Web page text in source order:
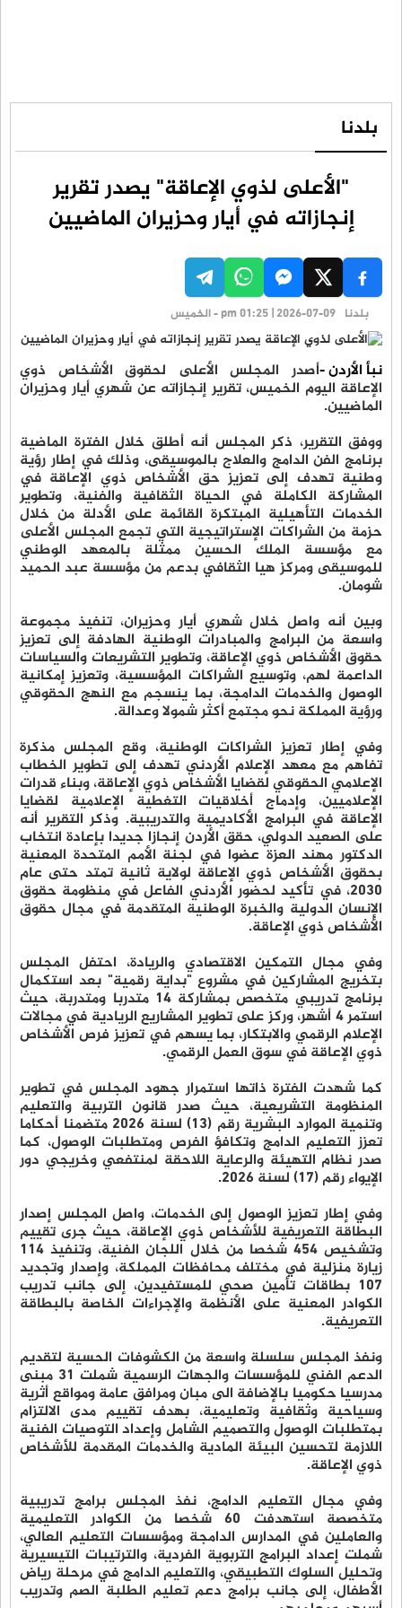
بلدنا
"الأعلى لذوي الإعاقة" يصدر تقرير
إنجازاته في أﻳﺎر وﺣﺰﻳﺮان الماضيين
بلدنا pm 01:25 | 2026-07-09 - الخميس
نبأ الأردن -أصدر المجلس الأعلى لحقوق الأشخاص ذوي
الإعاقة اليوم الخميس، تقرير إنجازاته عن ﺷﻬﺮي أﻳﺎر وﺣﺰﻳﺮان
الماضيين.
ووفق التقرير، ذكر اﻟﻤﺠﻠﺲ أنه أطلق خلال الفترة الماضية
ﺑﺮﻧﺎﻣﺞ اﻟﻔﻦ اﻟﺪاﻣﺞ واﻟﻌﻼج ﺑﺎﻟﻤﻮﺳﻴﻘﻰ، وذلك ﻓﻲ إﻃﺎر رؤﻳﺔ
وﻃﻨﻴﺔ ﺗﻬﺪف إﻟﻰ ﺗﻌﺰﻳﺰ ﺣﻖ اﻷﺷﺨﺎص ذوي اﻹﻋﺎﻗﺔ ﻓﻲ
اﻟﻤﺸﺎرﻛﺔ اﻟﻜﺎﻣﻠﺔ ﻓﻲ اﻟﺤﻴﺎة اﻟﺜﻘﺎﻓﻴﺔ واﻟﻔﻨﻴﺔ، وﺗﻄﻮﻳﺮ
اﻟﺨﺪﻣﺎت اﻟﺘﺄﻫﻴﻠﻴﺔ اﻟﻤﺒﺘﻜﺮة اﻟﻘﺎﺋﻤﺔ ﻋﻠﻰ اﻷدﻟﺔ ﻣﻦ ﺧﻼل
ﺣﺰﻣﺔ ﻣﻦ اﻟﺸﺮاﻛﺎت الإﺳﺘﺮاﺗﻴﺠﻴﺔ اﻟﺘﻲ ﺗﺠﻤﻊ اﻟﻤﺠﻠﺲ اﻷﻋﻠﻰ
ﻣﻊ ﻣﺆﺳﺴﺔ اﻟﻤﻠﻚ اﻟﺤﺴﻴﻦ ﻣﻤﺜﻠﺔ ﺑﺎﻟﻤﻌﻬﺪ اﻟﻮﻃﻨﻲ
ﻟﻠﻤﻮﺳﻴﻘﻰ وﻣﺮﻛﺰ ﻫﻴﺎ اﻟﺜﻘﺎﻓﻲ ﺑﺪﻋﻢ ﻣﻦ ﻣﺆﺳﺴﺔ ﻋﺒﺪ اﻟﺤﻤﻴﺪ
ﺷﻮﻣﺎن.
وبين أنه واﺻﻞ ﺧﻼل ﺷﻬﺮي أﻳﺎر وﺣﺰﻳﺮان، ﺗﻨﻔﻴﺬ ﻣﺠﻤﻮﻋﺔ
واﺳﻌﺔ ﻣﻦ اﻟﺒﺮاﻣﺞ واﻟﻤﺒﺎدرات اﻟﻮﻃﻨﻴﺔ اﻟﻬﺎدﻓﺔ إﻟﻰ ﺗﻌﺰﻳﺰ
ﺣﻘﻮق اﻷﺷﺨﺎص ذوي اﻹﻋﺎﻗﺔ، وﺗﻄﻮﻳﺮ اﻟﺘﺸﺮﻳﻌﺎت واﻟﺴﻴﺎﺳﺎت
اﻟﺪاﻋﻤﺔ ﻟﻬﻢ، وﺗﻮﺳﻴﻊ اﻟﺸﺮاﻛﺎت اﻟﻤﺆﺳﺴﻴﺔ، وﺗﻌﺰﻳﺰ إﻣﻜﺎﻧﻴﺔ
اﻟﻮﺻﻮل واﻟﺨﺪﻣﺎت اﻟﺪاﻣﺠﺔ، ﺑﻤﺎ ﻳﻨﺴﺠﻢ ﻣﻊ اﻟﻨﻬﺞ اﻟﺤﻘﻮﻗﻲ
ورؤﻳﺔ اﻟﻤﻤﻠﻜﺔ ﻧﺤﻮ ﻣﺠﺘﻤﻊ أﻛﺜﺮ ﺷﻤﻮﻻ وﻋﺪاﻟﺔ.
وﻓﻲ إﻃﺎر ﺗﻌﺰﻳﺰ اﻟﺸﺮاﻛﺎت اﻟﻮﻃﻨﻴﺔ، وﻗﻊ اﻟﻤﺠﻠﺲ ﻣﺬﻛﺮة
ﺗﻔﺎﻫﻢ ﻣﻊ ﻣﻌﻬﺪ اﻹﻋﻼم اﻷردﻧﻲ ﺗﻬﺪف إﻟﻰ ﺗﻄﻮﻳﺮ اﻟﺨﻄﺎب
اﻹﻋﻼﻣﻲ اﻟﺤﻘﻮﻗﻲ ﻟﻘﻀﺎﻳﺎ اﻷﺷﺨﺎص ذوي اﻹﻋﺎﻗﺔ، وﺑﻨﺎء ﻗﺪرات
اﻹﻋﻼﻣﻴﻴﻦ، وإدﻣﺎج أﺧﻼﻗﻴﺎت اﻟﺘﻐﻄﻴﺔ اﻹﻋﻼﻣﻴﺔ ﻟﻘﻀﺎﻳﺎ
اﻹﻋﺎﻗﺔ ﻓﻲ اﻟﺒﺮاﻣﺞ اﻷﻛﺎدﻳﻤﻴﺔ واﻟﺘﺪرﻳﺒﻴﺔ. وذكر التقرير أنه
ﻋﻠﻰ اﻟﺼﻌﻴﺪ اﻟﺪوﻟﻲ، ﺣﻘﻖ اﻷردن إﻧﺠﺎزا ﺟﺪﻳﺪا ﺑﺈﻋﺎدة اﻧﺘﺨﺎب
اﻟﺪﻛﺘﻮر ﻣﻬﻨﺪ اﻟﻌﺰة ﻋﻀﻮا ﻓﻲ ﻟﺠﻨﺔ اﻷﻣﻢ اﻟﻤﺘﺤﺪة اﻟﻤﻌﻨﻴﺔ
ﺑﺤﻘﻮق اﻷﺷﺨﺎص ذوي اﻹﻋﺎﻗﺔ ﻟﻮﻻﻳﺔ ﺛﺎﻧﻴﺔ ﺗﻤﺘﺪ ﺣﺘﻰ ﻋﺎم
2030، ﻓﻲ ﺗﺄﻛﻴﺪ ﻟﺤﻀﻮر اﻷردﻧﻲ اﻟﻔﺎﻋﻞ ﻓﻲ ﻣﻨﻈﻮﻣﺔ ﺣﻘﻮق
اﻹﻧﺴﺎن اﻟﺪوﻟﻴﺔ واﻟﺨﺒﺮة اﻟﻮﻃﻨﻴﺔ اﻟﻤﺘﻘﺪﻣﺔ ﻓﻲ ﻣﺠﺎل ﺣﻘﻮق
اﻷﺷﺨﺎص ذوي اﻹﻋﺎﻗﺔ.
وﻓﻲ ﻣﺠﺎل اﻟﺘﻤﻜﻴﻦ اﻻﻗﺘﺼﺎدي واﻟﺮﻳﺎدة، اﺣﺘﻔﻞ اﻟﻤﺠﻠﺲ
ﺑﺘﺨﺮﻳﺞ اﻟﻤﺸﺎرﻛﻴﻦ ﻓﻲ ﻣﺸﺮوع "ﺑﺪاﻳﺔ رﻗﻤﻴﺔ" ﺑﻌﺪ اﺳﺘﻜﻤﺎل
ﺑﺮﻧﺎﻣﺞ ﺗﺪرﻳﺒﻲ ﻣﺘﺨﺼﺺ بمشاركة 14 متدربا ومتدربة، حيث
اﺳﺘﻤﺮ 4 أﺷﻬﺮ، ورﻛﺰ ﻋﻠﻰ ﺗﻄﻮﻳﺮ اﻟﻤﺸﺎرﻳﻊ اﻟﺮﻳﺎدﻳﺔ ﻓﻲ ﻣﺠﺎﻻت
اﻹﻋﻼم اﻟﺮﻗﻤﻲ واﻻﺑﺘﻜﺎر، ﺑﻤﺎ ﻳﺴﻬﻢ ﻓﻲ ﺗﻌﺰﻳﺰ ﻓﺮص اﻷﺷﺨﺎص
ذوي اﻹﻋﺎﻗﺔ ﻓﻲ ﺳﻮق اﻟﻌﻤﻞ اﻟﺮﻗﻤﻲ.
كما ﺷﻬﺪت اﻟﻔﺘﺮة ذاﺗﻬﺎ اﺳﺘﻤﺮار ﺟﻬﻮد اﻟﻤﺠﻠﺲ ﻓﻲ ﺗﻄﻮﻳﺮ
اﻟﻤﻨﻈﻮﻣﺔ اﻟﺘﺸﺮﻳﻌﻴﺔ، ﺣﻴﺚ ﺻﺪر ﻗﺎﻧﻮن اﻟﺘﺮﺑﻴﺔ واﻟﺘﻌﻠﻴﻢ
وﺗﻨﻤﻴﺔ اﻟﻤﻮارد اﻟﺒﺸﺮﻳﺔ رﻗﻢ (13) ﻟﺴﻨﺔ 2026 ﻣﺘﻀﻤﻨﺎ أﺣﻜﺎﻣﺎ
ﺗﻌﺰز اﻟﺘﻌﻠﻴﻢ اﻟﺪاﻣﺞ وﺗﻜﺎﻓﺆ اﻟﻔﺮص وﻣﺘﻄﻠﺒﺎت اﻟﻮﺻﻮل، ﻛﻤﺎ
ﺻﺪر ﻧﻈﺎم اﻟﺘﻬﻴﺌﺔ واﻟﺮﻋﺎﻳﺔ اﻟﻼﺣﻘﺔ ﻟﻤﻨﺘﻔﻌﻲ وﺧﺮﻳﺠﻲ دور
اﻹﻳﻮاء رﻗﻢ (17) ﻟﺴﻨﺔ 2026.
وﻓﻲ إﻃﺎر ﺗﻌﺰﻳﺰ اﻟﻮﺻﻮل إﻟﻰ اﻟﺨﺪﻣﺎت، واﺻﻞ اﻟﻤﺠﻠﺲ إصدار
اﻟﺒﻄﺎﻗﺔ اﻟﺘﻌﺮﻳﻔﻴﺔ ﻟﻸﺷﺨﺎص ذوي اﻹﻋﺎﻗﺔ، ﺣﻴﺚ ﺟﺮى ﺗﻘﻴﻴﻢ
وﺗﺸﺨﻴﺺ 454 ﺷﺨﺼﺎ ﻣﻦ ﺧﻼل اﻟﻠﺠﺎن اﻟﻔﻨﻴﺔ، وﺗﻨﻔﻴﺬ 114
زﻳﺎرة ﻣﻨﺰﻟﻴﺔ ﻓﻲ ﻣﺨﺘﻠﻒ ﻣﺤﺎﻓﻈﺎت اﻟﻤﻤﻠﻜﺔ، وإﺻﺪار وﺗﺠﺪﻳﺪ
107 ﺑﻄﺎﻗﺎت ﺗﺄﻣﻴﻦ ﺻﺤﻲ ﻟﻠﻤﺴﺘﻔﻴﺪﻳﻦ، إﻟﻰ ﺟﺎﻧﺐ ﺗﺪرﻳﺐ
اﻟﻜﻮادر اﻟﻤﻌﻨﻴﺔ ﻋﻠﻰ اﻷﻧﻈﻤﺔ واﻹﺟﺮاءات اﻟﺨﺎﺻﺔ ﺑﺎﻟﺒﻄﺎﻗﺔ
اﻟﺘﻌﺮﻳﻔﻴﺔ.
وﻧﻔﺬ اﻟﻤﺠﻠﺲ ﺳﻠﺴﻠﺔ واﺳﻌﺔ ﻣﻦ اﻟﻜﺸﻮﻓﺎت اﻟﺤﺴﻴﺔ لتقديم
الدعم الفني للمؤسسات والجهات الرسمية ﺷﻤﻠﺖ 31 مبنى
مدرسيا ﺣﻜﻮميا بالإضافة الى ﻣﺒﺎن وﻣﺮاﻓﻖ ﻋﺎﻣﺔ وﻣﻮاﻗﻊ أﺛﺮﻳﺔ
وﺳﻴﺎﺣﻴﺔ وﺛﻘﺎﻓﻴﺔ وﺗﻌﻠﻴﻤﻴﺔ، ﺑﻬﺪف ﺗﻘﻴﻴﻢ ﻣﺪى اﻻﻟﺘﺰام
ﺑﻤﺘﻄﻠﺒﺎت اﻟﻮﺻﻮل واﻟﺘﺼﻤﻴﻢ اﻟﺸﺎﻣﻞ وإﻋﺪاد اﻟﺘﻮﺻﻴﺎت اﻟﻔﻨﻴﺔ
اﻟﻼزﻣﺔ ﻟﺘﺤﺴﻴﻦ اﻟﺒﻴﺌﺔ اﻟﻤﺎدﻳﺔ واﻟﺨﺪﻣﺎت اﻟﻤﻘﺪﻣﺔ ﻟﻸﺷﺨﺎص
ذوي اﻹﻋﺎﻗﺔ.
وﻓﻲ ﻣﺠﺎل اﻟﺘﻌﻠﻴﻢ اﻟﺪاﻣﺞ، ﻧﻔﺬ اﻟﻤﺠﻠﺲ ﺑﺮاﻣﺞ ﺗﺪرﻳﺒﻴﺔ
ﻣﺘﺨﺼﺼﺔ استهدفت 60 شخصا من الكوادر اﻟﺘﻌﻠﻴﻤﻴﺔ
واﻟﻌﺎﻣﻠﻴﻦ ﻓﻲ اﻟﻤﺪارس اﻟﺪاﻣﺠﺔ وﻣﺆﺳﺴﺎت اﻟﺘﻌﻠﻴﻢ اﻟﻌﺎﻟﻲ،
ﺷﻤﻠﺖ إﻋﺪاد اﻟﺒﺮاﻣﺞ اﻟﺘﺮﺑﻮﻳﺔ اﻟﻔﺮدﻳﺔ، واﻟﺘﺮﺗﻴﺒﺎت اﻟﺘﻴﺴﻴﺮﻳﺔ
وﺗﺤﻠﻴﻞ اﻟﺴﻠﻮك اﻟﺘﻄﺒﻴﻘﻲ، واﻟﺘﻌﻠﻴﻢ اﻟﺪاﻣﺞ ﻓﻲ ﻣﺮﺣﻠﺔ رﻳﺎض
اﻷﻃﻔﺎل، إﻟﻰ ﺟﺎﻧﺐ ﺑﺮاﻣﺞ دﻋﻢ ﺗﻌﻠﻴﻢ اﻟﻄﻠﺒﺔ اﻟﺼﻢ وﺗﺪرﻳﺐ